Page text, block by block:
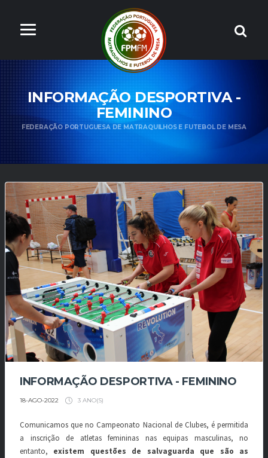
INFORMAÇÃO DESPORTIVA -
FEMININO
FEDERAÇÃO PORTUGUESA DE MATRAQUILHOS E FUTEBOL DE MESA
INFORMAÇÃO DESPORTIVA - FEMININO
18-AGO-2022 3 ANO(S)
Comunicamos que no Campeonato Nacional de Clubes, é permitida
a inscrição de atletas femininas nas equipas masculinas, no
entanto, existem questões de salvaguarda que são as